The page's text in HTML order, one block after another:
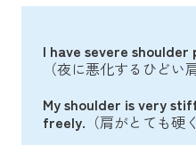
I have severe
（夜に悪化するひどい
My shoulder is very
freely. （肩がとても硬